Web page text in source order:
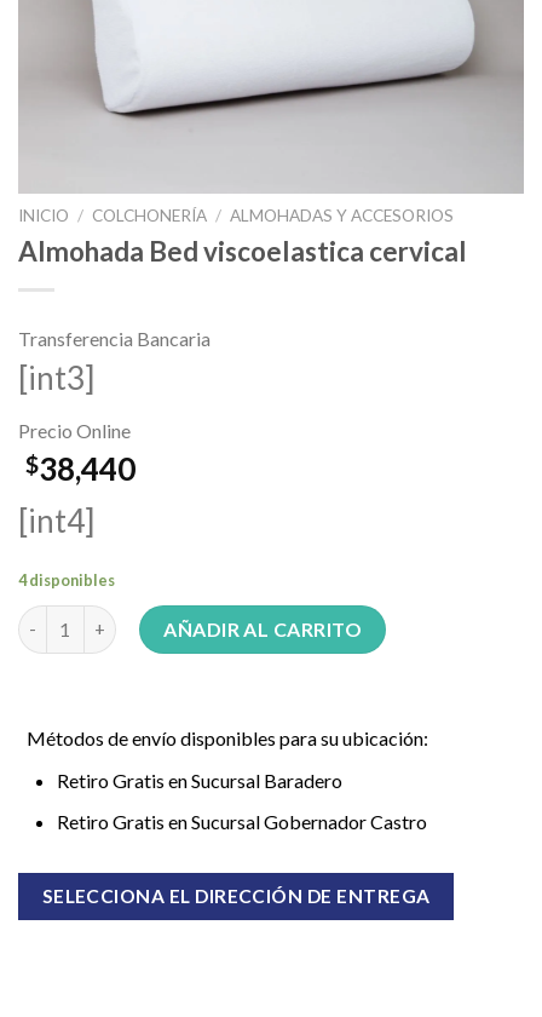
INICIO / COLCHONERÍA / ALMOHADAS Y ACCESORIOS
Almohada Bed viscoelastica cervical
Transferencia Bancaria
[int3]
Precio Online
$38,440
[int4]
4 disponibles
Almohada Bed viscoelastica cervical cantidad
AÑADIR AL CARRITO
Métodos de envío disponibles para su ubicación:
Retiro Gratis en Sucursal Baradero
Retiro Gratis en Sucursal Gobernador Castro
SELECCIONA EL DIRECCIÓN DE ENTREGA